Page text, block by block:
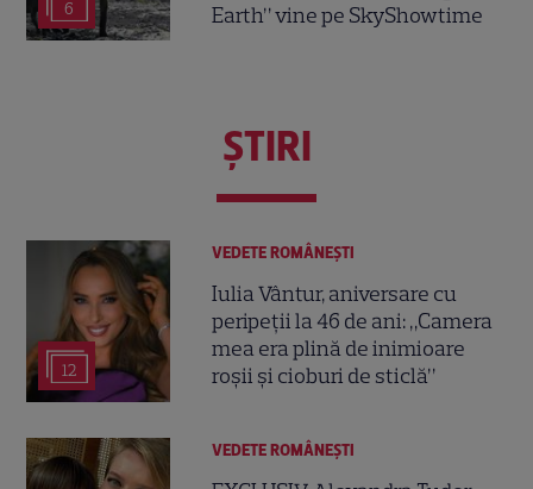
6
Earth” vine pe SkyShowtime
ŞTIRI
12
VEDETE ROMÂNEŞTI
Iulia Vântur, aniversare cu
peripeții la 46 de ani: „Camera
mea era plină de inimioare
roșii și cioburi de sticlă”
VEDETE ROMÂNEŞTI